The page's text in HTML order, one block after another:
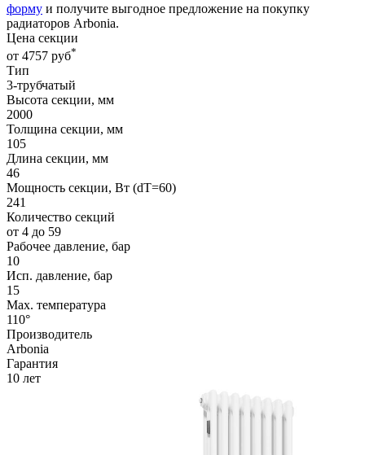
форму и получите выгодное предложение на покупку
радиаторов Arbonia.
Цена секции
от 4757 руб*
Тип
3-трубчатый
Высота секции, мм
2000
Толщина секции, мм
105
Длина секции, мм
46
Мощность секции, Вт (dT=60)
241
Количество секций
от 4 до 59
Рабочее давление, бар
10
Исп. давление, бар
15
Max. температура
110°
Производитель
Arbonia
Гарантия
10 лет